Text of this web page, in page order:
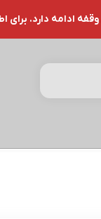
ادامه دارد. برای